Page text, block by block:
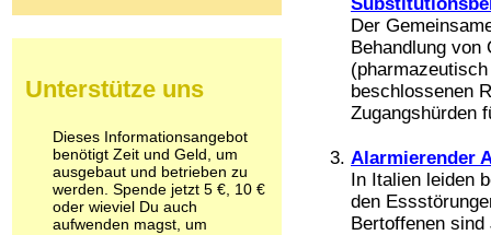
Der
Behandlung von
beschlossenen
Zugangshürden
Alarmierender
In Italien leiden
den
Bertoffenen
Pilze
Psychopharmaka
Schlafmittel
Schmerzmittel
Schnüffelstoffe
Spice
Unterstütze uns
Dieses Informationsangebot
benötigt Zeit und Geld, um
ausgebaut und betrieben zu
werden. Spende jetzt 5 €, 10 €
oder wieviel Du auch
aufwenden magst, um